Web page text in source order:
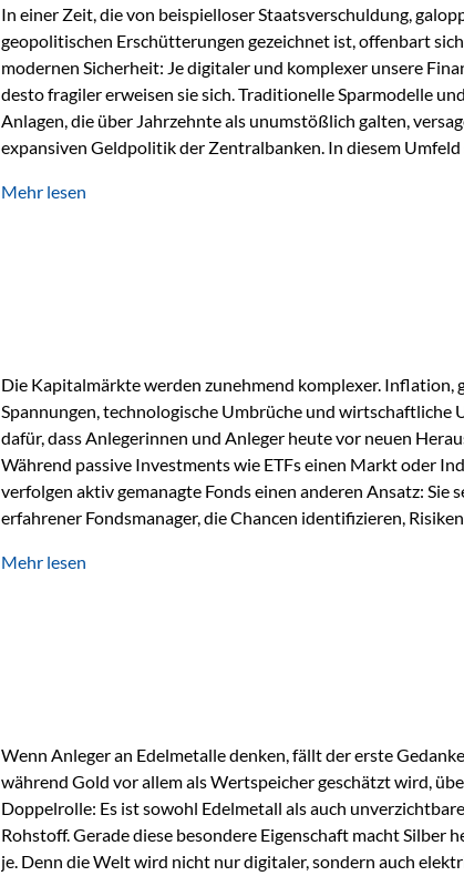
In einer Zeit, die von beispielloser Staatsverschuldung,
geopolitischen Erschütterungen gezeichnet ist, offenbart
modernen Sicherheit: Je digitaler und komplexer unsere
desto fragiler erweisen sie sich. Traditionelle Sparmodelle
Anlagen, die über Jahrzehnte als unumstößlich galten,
expansiven Geldpolitik der Zentralbanken. In diesem
die modernste und strategisch klügste Antwort auf globale
Mehr lesen
Die Kapitalmärkte werden zunehmend komplexer. Inflation,
Spannungen, technologische Umbrüche und wirtschaftliche
dafür, dass Anlegerinnen und Anleger heute vor neuen
Während passive Investments wie ETFs einen Markt oder
verfolgen aktiv gemanagte Fonds einen anderen Ansatz: Sie
erfahrener Fondsmanager, die Chancen identifizieren,
geprägt ist, kann diese aktive Herangehensweise einen
Mehr lesen
Wenn Anleger an Edelmetalle denken, fällt der erste
während Gold vor allem als Wertspeicher geschätzt wird,
Doppelrolle: Es ist sowohl Edelmetall als auch
Rohstoff. Gerade diese besondere Eigenschaft macht Silber
je. Denn die Welt wird nicht nur digitaler, sondern auch